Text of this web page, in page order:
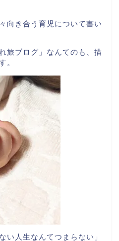
向き合う育児について書い
旅ブログ」なんてのも、描
。
い人生なんてつまらない」